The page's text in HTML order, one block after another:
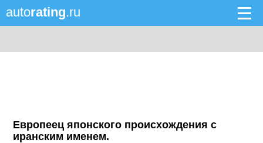
autorating.ru
Европеец японского происхождения с
иранским именем.